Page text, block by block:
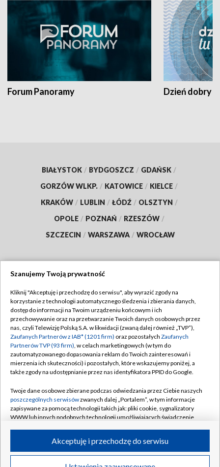
Forum Panoramy Dzień dobry
BIAŁYSTOK / BYDGOSZCZ / GDAŃSK /
GORZÓW WLKP. / KATOWICE / KIELCE /
KRAKÓW / LUBLIN / ŁÓDŹ / OLSZTYN /
OPOLE / POZNAŃ / RZESZÓW /
SZCZECIN / WARSZAWA / WROCŁAW
TVP
Abonament TVP
Emisja w TVP
Centrum informacji TVP
Naziemna Telewizja Cyfrowa
Rada Programowa
System NOS
Informacje o nadawcy
Program dla prasy
Regulamin TVP
Polityka prywatności
Moje zgody
Pomoc
Kontakt
Kanały
©2026 Telewizja Polska S.A. w likwidacji
Szanujemy Twoją prywatność
Kliknij "Akceptuję i przechodzę do serwisu", aby wyrazić zgody na
korzystanie z technologii automatycznego śledzenia i zbierania danych,
dostęp do informacji na Twoim urządzeniu końcowym i ich
przechowywanie oraz na przetwarzanie Twoich danych osobowych przez
nas, czyli Telewizję Polską S.A. w likwidacji (zwaną dalej również „TVP”),
Zaufanych Partnerów z IAB* (1201 firm) oraz pozostałych Zaufanych
Partnerów TVP (93 firm), w celach marketingowych (w tym do
zautomatyzowanego dopasowania reklam do Twoich zainteresowań i
mierzenia ich skuteczności) i pozostałych, które wskazujemy poniżej, a
także zgody na udostępnianie przez nas identyfikatora PPID do Google.
Twoje dane osobowe zbierane podczas odwiedzania przez Ciebie naszych
poszczególnych serwisówzwanych dalej „Portalem”, w tym informacje
zapisywane za pomocą technologii takich jak: pliki cookie, sygnalizatory
WWW lub innych podobnych technologii umożliwiających świadczenie
ruchu w Internecie.
Twoje dane osobowe zbierane podczas odwiedzania przez Ciebie
Akceptuję i przechodzę do serwisu